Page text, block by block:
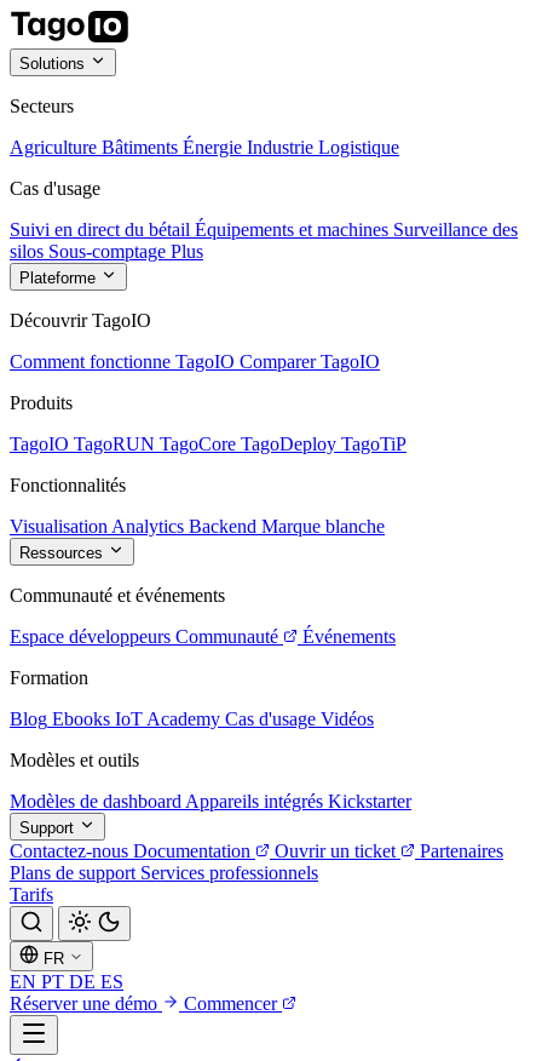
Solutions
Secteurs
Agriculture Bâtiments Énergie Industrie Logistique
Cas d'usage
Suivi en direct du bétail Équipements et machines Surveillance des
silos Sous-comptage Plus
Plateforme
Découvrir TagoIO
Comment fonctionne TagoIO Comparer TagoIO
Produits
TagoIO TagoRUN TagoCore TagoDeploy TagoTiP
Fonctionnalités
Visualisation Analytics Backend Marque blanche
Ressources
Communauté et événements
Espace développeurs Communauté
Événements
Formation
Blog Ebooks IoT Academy Cas d'usage Vidéos
Modèles et outils
Modèles de dashboard Appareils intégrés Kickstarter
Support
Contactez-nous Documentation Ouvrir un ticket
Partenaires
Plans de support Services professionnels
Tarifs
FR
EN PT DE ES
Réserver une démo
Commencer